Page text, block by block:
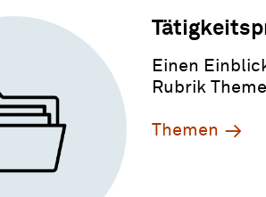
Einen
Rubrik
Themen